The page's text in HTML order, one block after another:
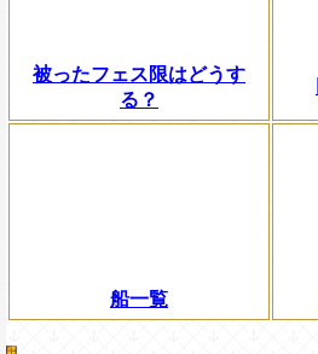
被ったフェス限はどうす
る？
船一覧